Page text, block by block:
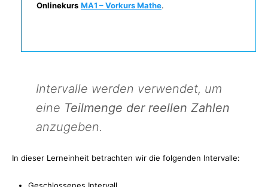
Onlinekurs MA1 – Vorkurs Mathe.
Intervalle werden verwendet, um
eine Teilmenge der reellen Zahlen
anzugeben.
In dieser Lerneinheit betrachten wir die folgenden Intervalle: